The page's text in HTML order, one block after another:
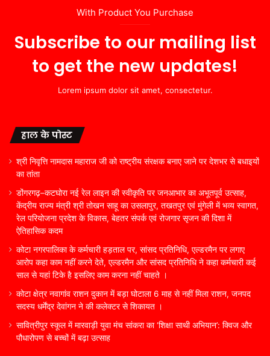
With Product You Purchase
Subscribe to our mailing list
to get the new updates!
Lorem ipsum dolor sit amet, consectetur.
हाल के पोस्ट
श्री निवृत्ति नामदास महाराज जी को राष्ट्रीय संरक्षक बनाए जाने पर देशभर से बधाइयों
का तांता
डोंगरगढ़–कटघोरा नई रेल लाइन की स्वीकृति पर जनआभार का अभूतपूर्व उत्साह,
केंद्रीय राज्य मंत्री श्री तोखन साहू का उसलापुर, तखतपुर एवं मुंगेली में भव्य स्वागत,
रेल परियोजना प्रदेश के विकास, बेहतर संपर्क एवं रोजगार सृजन की दिशा में
ऐतिहासिक कदम
कोटा नगरपालिका के कर्मचारी हड़ताल पर, सांसद प्रतिनिधि, एल्डरमैन पर लगाए
आरोप कहा काम नहीं करने देते, एल्डरमैन और सांसद प्रतिनिधि ने कहा कर्मचारी कई
साल से यहां टिके है इसलिए काम करना नहीं चाहते ।
कोटा क्षेत्र नवागांव राशन दुकान में बड़ा घोटाला 6 माह से नहीं मिला राशन, जनपद
सदस्य धर्मेंद्र देवांगन ने की कलेक्टर से शिकायत ।
सावित्रीपुर स्कूल में मारवाड़ी युवा मंच सांकरा का ‘शिक्षा साथी अभियान’: क्विज और
पौधारोपण से बच्चों में बढ़ा उत्साह